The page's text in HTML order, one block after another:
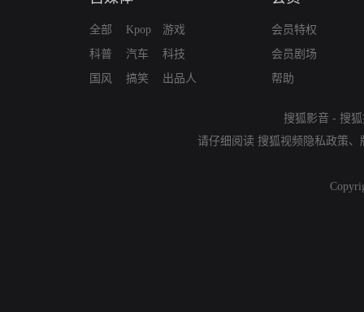
全部
科普
国风
Kpop
汽车
搞笑
游戏
科技
出品人
会员特权
会员剧场
帮助
搜狐影音 - 搜
请仔细阅读 搜狐视频隐私政策、